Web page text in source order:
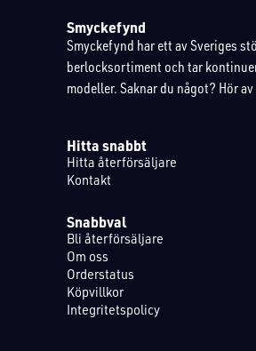
Smyckefynd
Smyckefynd har ett av Sveriges
berlocksortiment och tar
modeller. Saknar du något? Hör
Hitta snabbt
Hitta återförsäljare
Kontakt
Snabbval
Bli återförsäljare
Om oss
Orderstatus
Köpvillkor
Integritetspolicy